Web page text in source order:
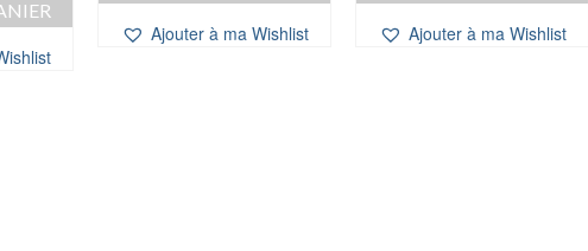
Ajouter à ma Wishlist Ajouter à ma Wishlist